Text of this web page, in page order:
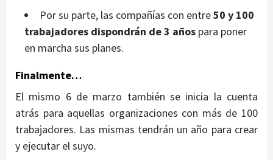
Por su parte, las compañías con entre50 y 100
trabajadores dispondrán de 3 años para poner
en marcha sus planes.
Finalmente…
El mismo 6 de marzo también se inicia la cuenta
atrás para aquellas organizaciones con más de 100
trabajadores. Las mismas tendrán un año para crear
y ejecutar el suyo.